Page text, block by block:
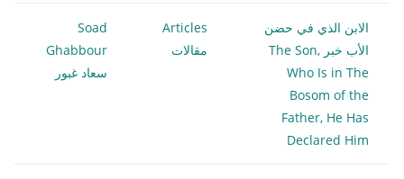
الابن الذي في حضن
الأب خبر The Son,
Who Is in The
Bosom of the
Father, He Has
Declared Him
Articles
مقالات
Soad
Ghabbour
سعاد غبور